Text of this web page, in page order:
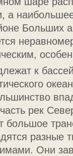
а
Больших
к
рек
большое
разные
Они